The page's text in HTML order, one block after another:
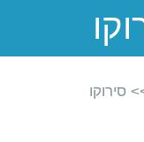
סירוקו